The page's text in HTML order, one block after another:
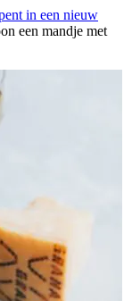
in een nieuw
een mandje met